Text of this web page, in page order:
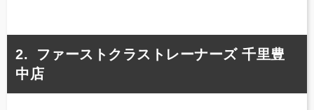
ファーストクラストレーナーズ 千里豊
中店